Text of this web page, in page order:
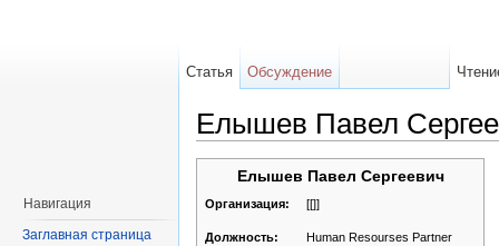
Елышев Павел
Елышев Павел Сергеевич
Организация: [[]]
Должность: Human Resourses Partner
Статья Обсуждение
Навигация
Заглавная страница